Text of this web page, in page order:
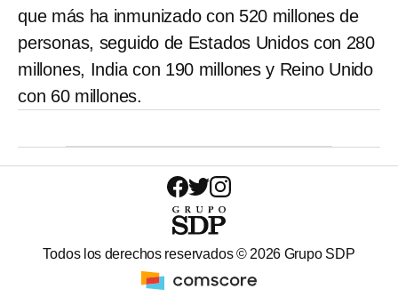
que más ha inmunizado con 520 millones de
personas, seguido de Estados Unidos con 280
millones, India con 190 millones y Reino Unido
con 60 millones.
Todos los derechos reservados © 2026 Grupo SDP